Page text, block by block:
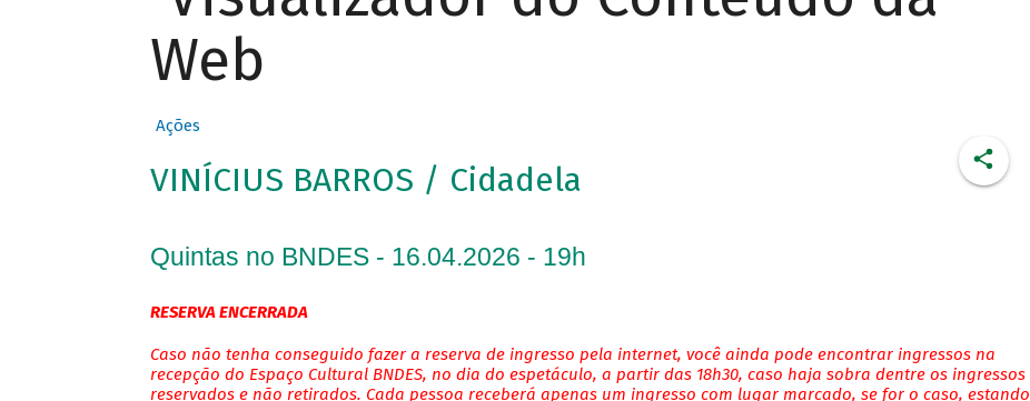
Web
Ações
VINÍCIUS BARROS / Cidadela
Quintas no BNDES - 16.04.2026 - 19h
RESERVA ENCERRADA
Caso não tenha conseguido fazer a reserva de ingresso pela internet, você ainda pode encontrar ingressos na
recepção do Espaço Cultural BNDES, no dia do espetáculo, a partir das 18h30, caso haja sobra dentre os ingressos
reservados e não retirados. Cada pessoa receberá apenas um ingresso com lugar marcado, se for o caso, estando